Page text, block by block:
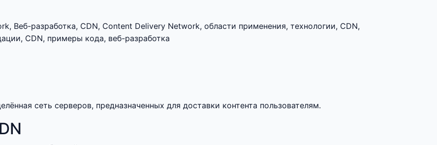
Веб-разработка, CDN, Content Delivery Network, области применения, технологии, CDN,
CDN, примеры кода, веб-разработка
сеть серверов, предназначенных для доставки контента пользователям.